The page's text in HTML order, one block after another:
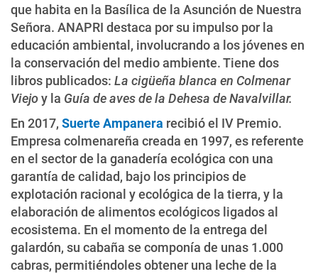
que habita en la Basílica de la Asunción de Nuestra
Señora. ANAPRI destaca por su impulso por la
educación ambiental, involucrando a los jóvenes en
la conservación del medio ambiente. Tiene dos
libros publicados: La cigüeña blanca en Colmenar
Viejoy la Guía de aves de la Dehesa de Navalvillar.
En 2017, Suerte Ampanera recibió el IV Premio.
Empresa colmenareña creada en 1997, es referente
en el sector de la ganadería ecológica con una
garantía de calidad, bajo los principios de
explotación racional y ecológica de la tierra, y la
elaboración de alimentos ecológicos ligados al
ecosistema. En el momento de la entrega del
galardón, su cabaña se componía de unas 1.000
cabras, permitiéndoles obtener una leche de la